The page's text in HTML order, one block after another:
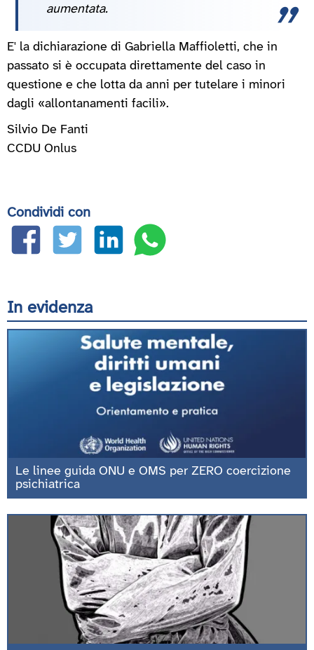
aumentata.
E' la dichiarazione di Gabriella Maffioletti, che in
passato si è occupata direttamente del caso in
questione e che lotta da anni per tutelare i minori
dagli «allontanamenti facili».
Silvio De Fanti
CCDU Onlus
Condividi con
In evidenza
Le linee guida ONU e OMS per ZERO coercizione
psichiatrica